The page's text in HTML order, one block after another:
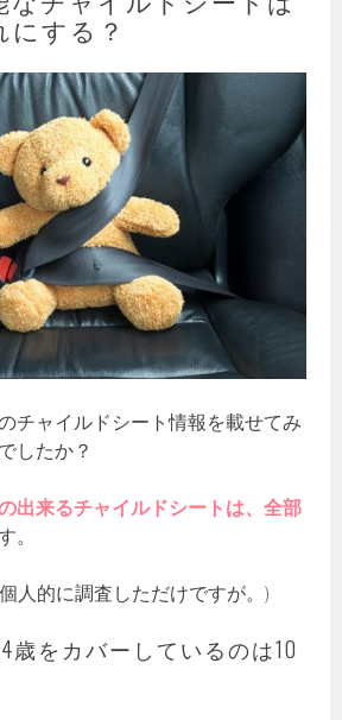
にする？
チャイルドシート情報を載せてみ
したか？
出来るチャイルドシートは、全部
。
人的に調査しただけですが。)
歳をカバーしているのは10